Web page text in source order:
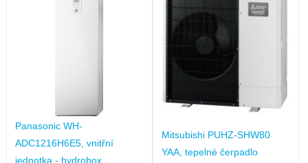
Panasonic WH-
ADC1216H6E5, vnitřní
jednotka - hydrobox
Mitsubishi PUHZ-SHW80
YAA, tepelné čerpadlo